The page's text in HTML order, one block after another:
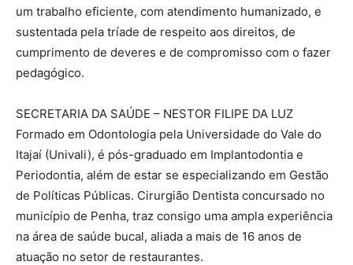
um trabalho eficiente, com atendimento humanizado, e
sustentada pela tríade de respeito aos direitos, de
cumprimento de deveres e de compromisso com o fazer
pedagógico.
SECRETARIA DA SAÚDE – NESTOR FILIPE DA LUZ
Formado em Odontologia pela Universidade do Vale do
Itajaí (Univali), é pós-graduado em Implantodontia e
Periodontia, além de estar se especializando em Gestão
de Políticas Públicas. Cirurgião Dentista concursado no
município de Penha, traz consigo uma ampla experiência
na área de saúde bucal, aliada a mais de 16 anos de
atuação no setor de restaurantes.